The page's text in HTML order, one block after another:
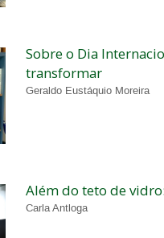
Sobre o Dia
transformar
Geraldo Eustáquio Moreira
Além do teto de
Carla Antloga